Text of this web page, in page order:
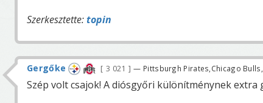
Szerkesztette:topin
Gergőke 3 021 — Pittsburgh Pirates,Chicago
Szép volt csajok! A diósgyőri különítménynek extra